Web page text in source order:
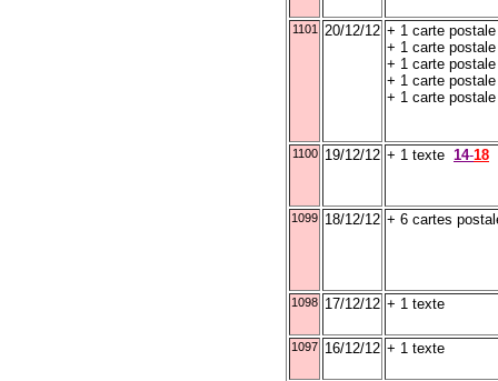
1101 20/12/12 + 1 carte
+ 1 carte
+ 1 carte
+ 1 carte
+ 1 carte
1100 19/12/12 + 1 texte 14-18
1099 18/12/12 + 6 cartes
1098 17/12/12 + 1 texte
1097 16/12/12 + 1 texte